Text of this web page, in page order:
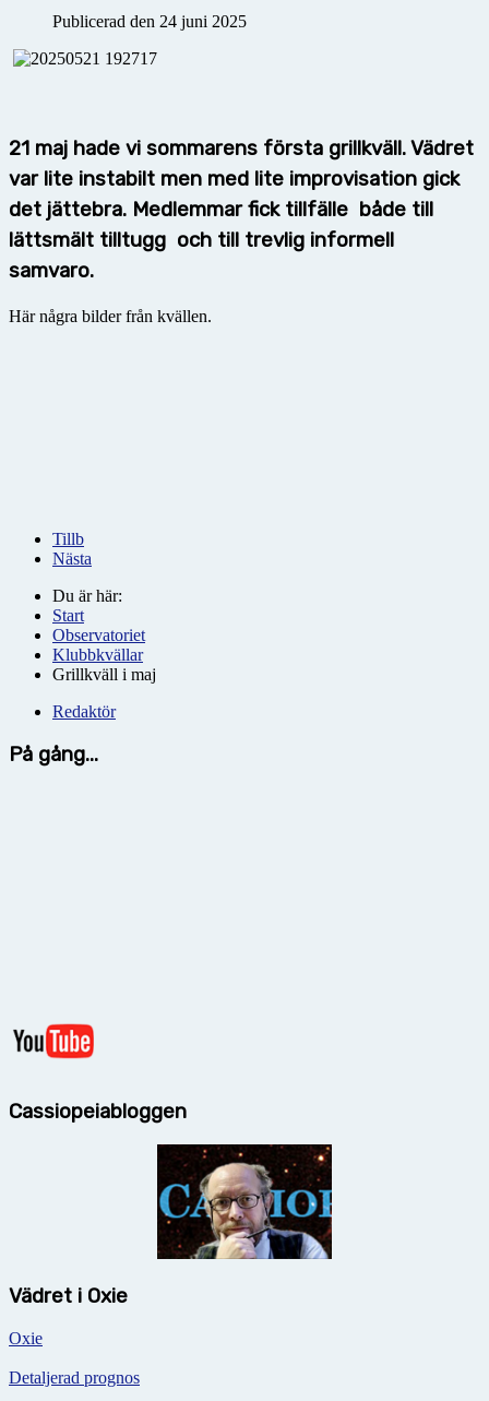
Publicerad den 24 juni 2025
21 maj hade vi sommarens första grillkväll. Vädret
var lite instabilt men med lite improvisation gick
det jättebra. Medlemmar fick tillfälle både till
lättsmält tilltugg och till trevlig informell
samvaro.
Här några bilder från kvällen.
Tillb
Nästa
Du är här:
Start
Observatoriet
Klubbkvällar
Grillkväll i maj
Redaktör
På gång...
Cassiopeiabloggen
Vädret i Oxie
Oxie
Detaljerad prognos